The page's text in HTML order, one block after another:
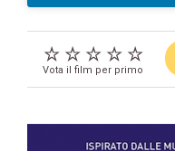
Vota il film per primo